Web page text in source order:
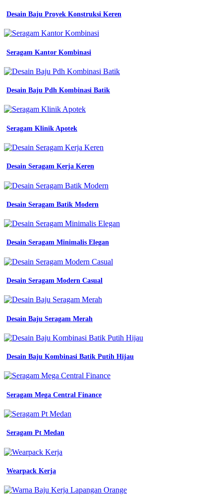
kerja
batik
konveksi
seragam
kerja
terdekat
murah
bandung
seragam
bandung
konveksi
Untuk
Kerja
murah
konveksi
seragam
kaos
kerja
bandung
konveksi
kaos
seragam
batik
bandung
mitra
pengadaan
seragam
no
1
baju
kerja
terbaik
bandung
Baju
Pdh
Komunitas
towa
Desain Baju Proyek Konstruksi Keren
Seragam Kantor Kombinasi
Desain Baju Pdh Kombinasi Batik
Seragam Klinik Apotek
Desain Seragam Kerja Keren
Desain Seragam Batik Modern
Desain Seragam Minimalis Elegan
Desain Seragam Modern Casual
Desain Baju Seragam Merah
Desain Baju Kombinasi Batik Putih Hijau
Seragam Mega Central Finance
Seragam Pt Medan
Wearpack Kerja